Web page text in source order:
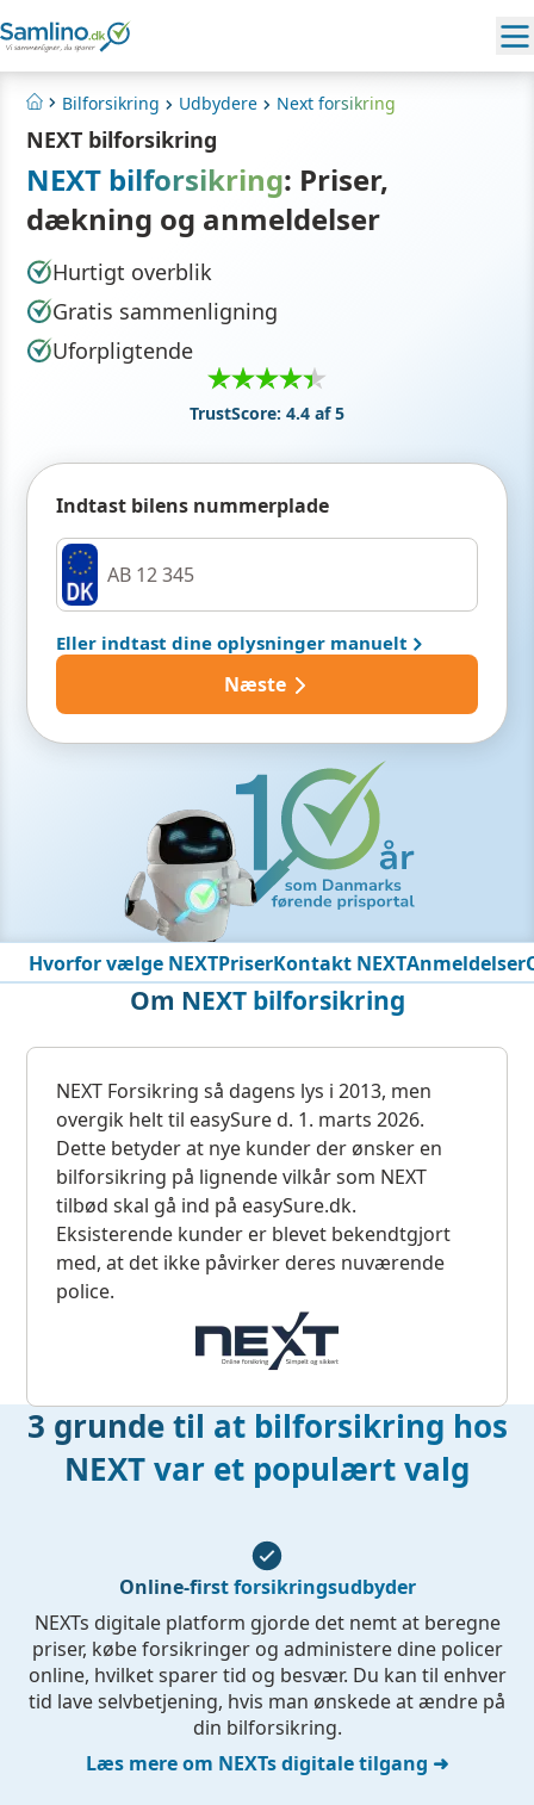
Bilforsikring Udbydere Next forsikring
NEXT bilforsikring
NEXT bilforsikring: Priser,
dækning og anmeldelser
Hurtigt overblik
Gratis sammenligning
Uforpligtende
TrustScore: 4.4 af 5
Indtast bilens nummerplade
Eller indtast dine oplysninger manuelt
Næste
Hvorfor vælge NEXTPriserKontakt NEXTAnmeldelser
Om NEXT bilforsikring
NEXT Forsikring så dagens lys i 2013, men
overgik helt til easySure d. 1. marts 2026.
Dette betyder at nye kunder der ønsker en
bilforsikring på lignende vilkår som NEXT
tilbød skal gå ind på easySure.dk.
Eksisterende kunder er blevet bekendtgjort
med, at det ikke påvirker deres nuværende
police.
3 grunde til at bilforsikring hos
NEXT var et populært valg
Online-first forsikringsudbyder
NEXTs digitale platform gjorde det nemt at beregne
priser, købe forsikringer og administere dine policer
online, hvilket sparer tid og besvær. Du kan til enhver
tid lave selvbetjening, hvis man ønskede at ændre på
din bilforsikring.
Læs mere om NEXTs digitale tilgang ➜